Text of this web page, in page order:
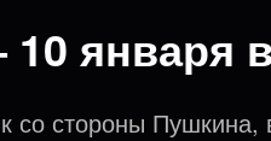
января
со стороны Пушкина,